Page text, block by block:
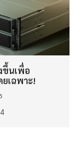
ขึ้นเพื่อ
ยเฉพาะ!